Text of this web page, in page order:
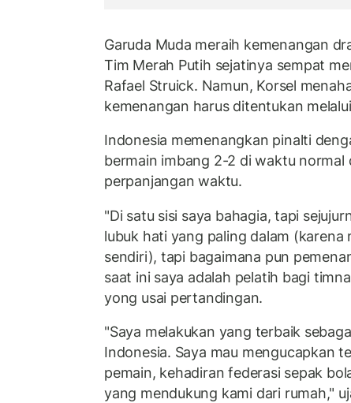
Garuda Muda meraih kemenangan
Tim Merah Putih sejatinya sempat
Rafael Struick. Namun, Korsel
kemenangan harus ditentukan
Indonesia memenangkan pinalti
bermain imbang 2-2 di waktu normal
perpanjangan waktu.
"Di satu sisi saya bahagia, tapi
lubuk hati yang paling dalam (karena
sendiri), tapi bagaimana pun
saat ini saya adalah pelatih bagi
yong usai pertandingan.
"Saya melakukan yang terbaik
Indonesia. Saya mau mengucapkan
pemain, kehadiran federasi sepak
yang mendukung kami dari rumah,"